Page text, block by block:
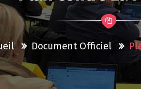
Document Officiel